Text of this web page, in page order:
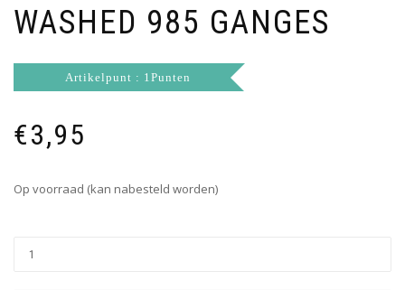
WASHED 985 GANGES
Artikelpunt : 1Punten
€3,95
Op voorraad (kan nabesteld worden)